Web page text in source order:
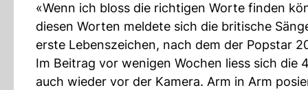
«Wenn ich bloss die richtigen Worte finden
diesen Worten meldete sich die britische
erste Lebenszeichen, nach dem der Popstar
Im Beitrag vor wenigen Wochen liess sich
auch wieder vor der Kamera. Arm in Arm